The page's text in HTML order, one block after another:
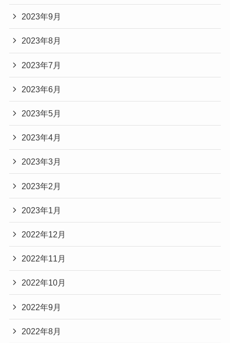
2023年9月
2023年8月
2023年7月
2023年6月
2023年5月
2023年4月
2023年3月
2023年2月
2023年1月
2022年12月
2022年11月
2022年10月
2022年9月
2022年8月